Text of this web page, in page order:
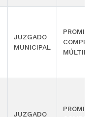
JUZGADO
MUNICIPAL
JUZGADO